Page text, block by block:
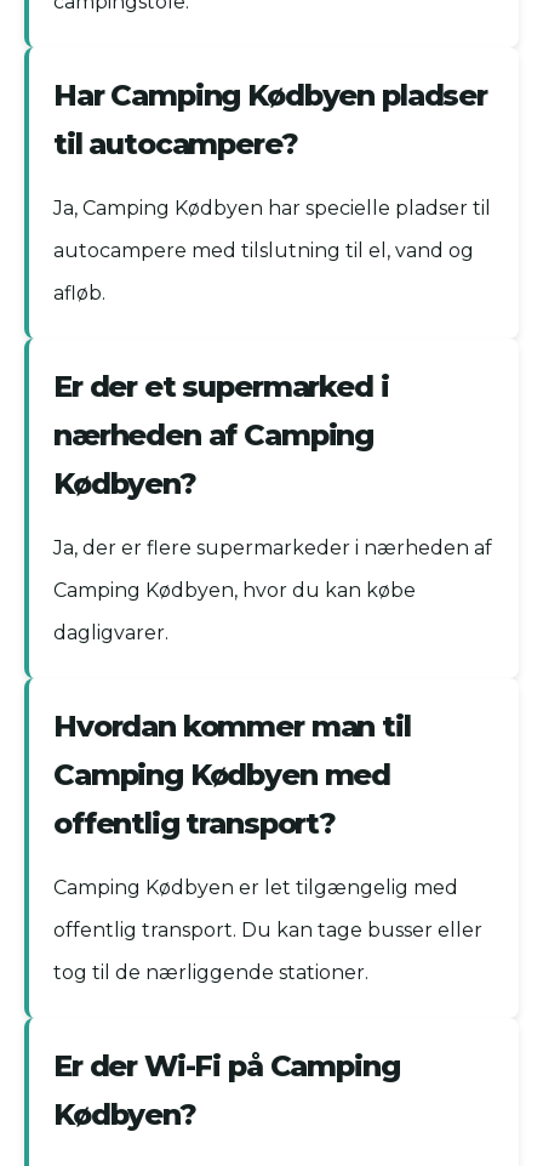
Har Camping Kødbyen pladser
til autocampere?
Ja, Camping Kødbyen har specielle pladser til
autocampere med tilslutning til el, vand og
afløb.
Er der et supermarked i
nærheden af Camping
Kødbyen?
Ja, der er flere supermarkeder i nærheden af
Camping Kødbyen, hvor du kan købe
dagligvarer.
Hvordan kommer man til
Camping Kødbyen med
offentlig transport?
Camping Kødbyen er let tilgængelig med
offentlig transport. Du kan tage busser eller
tog til de nærliggende stationer.
Er der Wi-Fi på Camping
Kødbyen?